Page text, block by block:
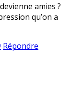
amies ?
qu’on a
Répondre